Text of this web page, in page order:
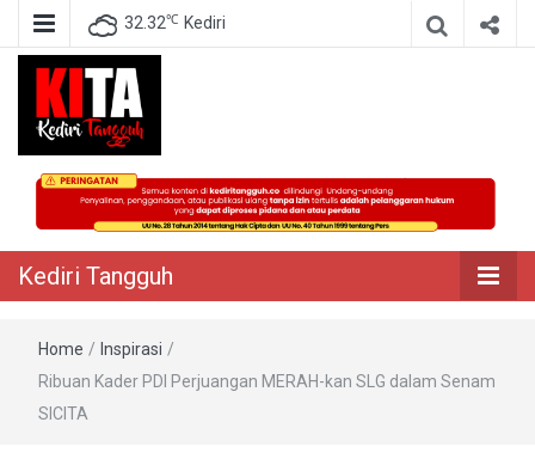
32.32℃ Kediri
Kediri Tangguh
Berita Akurat Terpercaya
Kediri Tangguh
Home / Inspirasi /
Ribuan Kader PDI Perjuangan MERAH-kan SLG dalam Senam
SICITA